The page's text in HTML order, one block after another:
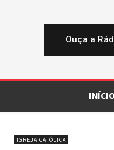
Ouça a
IGREJA CATÓLICA